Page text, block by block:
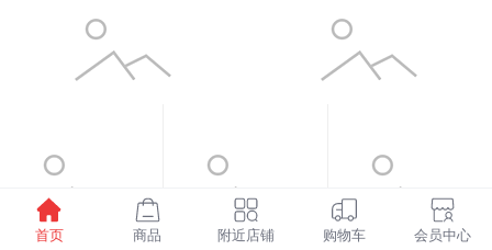
¥1598.00 ¥6.00 ¥3.50
首页 商品 附近店铺 购物车 会员中心